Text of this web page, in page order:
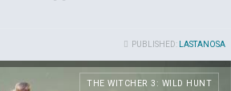
PUBLISHED: LASTANOSA
THE WITCHER 3: WILD HUNT